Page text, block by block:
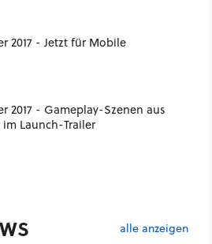
2017 - Jetzt für Mobile
2017 - Gameplay-Szenen aus
Launch-Trailer
alle anzeigen